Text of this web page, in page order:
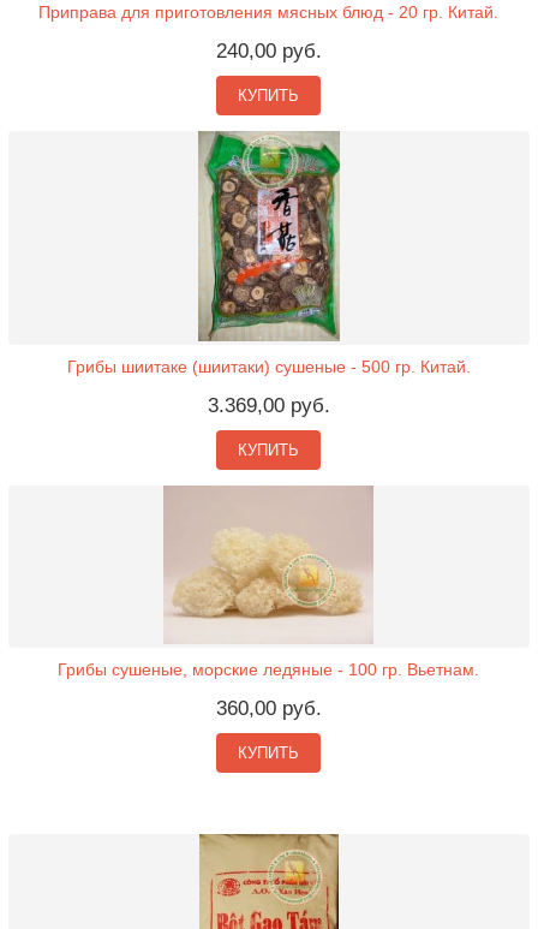
Приправа для приготовления мясных блюд - 20 гр. Китай.
240,00 руб.
КУПИТЬ
Грибы шиитаке (шиитаки) сушеные - 500 гр. Китай.
3.369,00 руб.
КУПИТЬ
Грибы сушеные, морские ледяные - 100 гр. Вьетнам.
360,00 руб.
КУПИТЬ